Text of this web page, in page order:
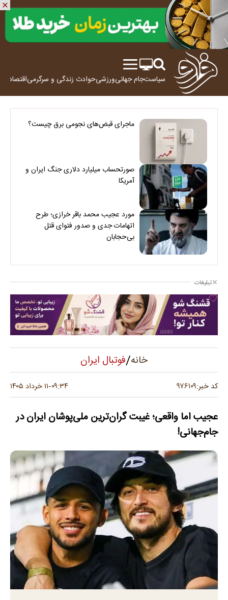
سیاستجام جهانیورزشیحوادث زندگی و سرگرمیاقتصاد
ماجرای قبض‌های نجومی برق چیست؟
صورتحساب میلیارد دلاری جنگ ایران و
آمریکا
مورد عجیب محمد باقر خرازی؛ طرح
اتهامات جدی و صدور فتوای قتل
بی‌حجابان
تبلیغات
خانه/فوتبال ایران
کد خبر:۹۷۶۱۰۹ ۰۹:۳۴-۱۱ خرداد ۱۴۰۵
عجیب اما واقعی؛ غیبت گران‌ترین ملی‌پوشان ایران در
جام‌جهانی!